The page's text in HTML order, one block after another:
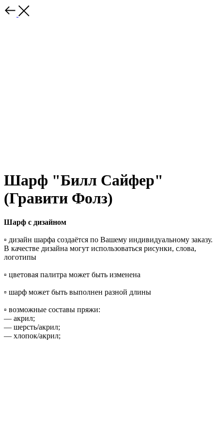
Шарф "Билл Сайфер"
(Гравити Фолз)
Шарф с дизайном
▫️ дизайн шарфа создаётся по Вашему индивидуальному заказу.
В качестве дизайна могут использоваться рисунки, слова,
логотипы
▫️ цветовая палитра может быть изменена
▫️ шарф может быть выполнен разной длины
▫️ возможные составы пряжи:
— акрил;
— шерсть/акрил;
— хлопок/акрил;